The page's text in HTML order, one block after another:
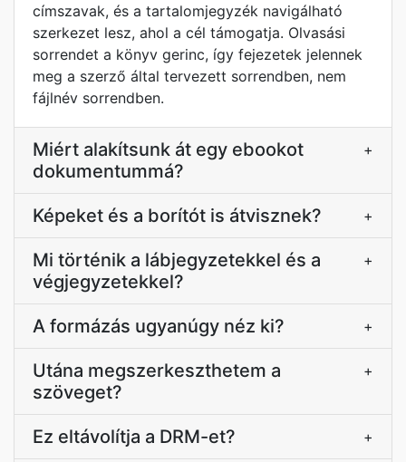
címszavak, és a tartalomjegyzék navigálható
szerkezet lesz, ahol a cél támogatja. Olvasási
sorrendet a könyv gerinc, így fejezetek jelennek
meg a szerző által tervezett sorrendben, nem
fájlnév sorrendben.
Miért alakítsunk át egy ebookot
dokumentummá?
+
Képeket és a borítót is átvisznek? +
Mi történik a lábjegyzetekkel és a
végjegyzetekkel?
+
A formázás ugyanúgy néz ki? +
Utána megszerkeszthetem a
szöveget?
+
Ez eltávolítja a DRM-et? +